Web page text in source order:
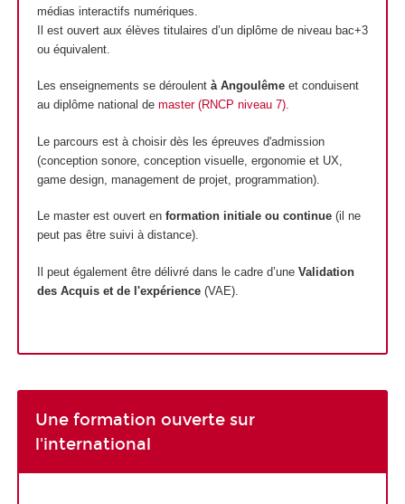
médias interactifs numériques.
Il est ouvert aux élèves titulaires d’un diplôme de niveau bac+3
ou équivalent.
Les enseignements se déroulent à Angoulêmeet conduisent
au diplôme national de master (RNCP niveau 7).
Le parcours est à choisir dès les épreuves d'admission
(conception sonore, conception visuelle, ergonomie et UX,
game design, management de projet, programmation).
Le master est ouvert en formation initiale ou continue(il ne
peut pas être suivi à distance).
Il peut également être délivré dans le cadre d’une Validation
des Acquis et de l'expérience(VAE).
Une formation ouverte sur
l'international